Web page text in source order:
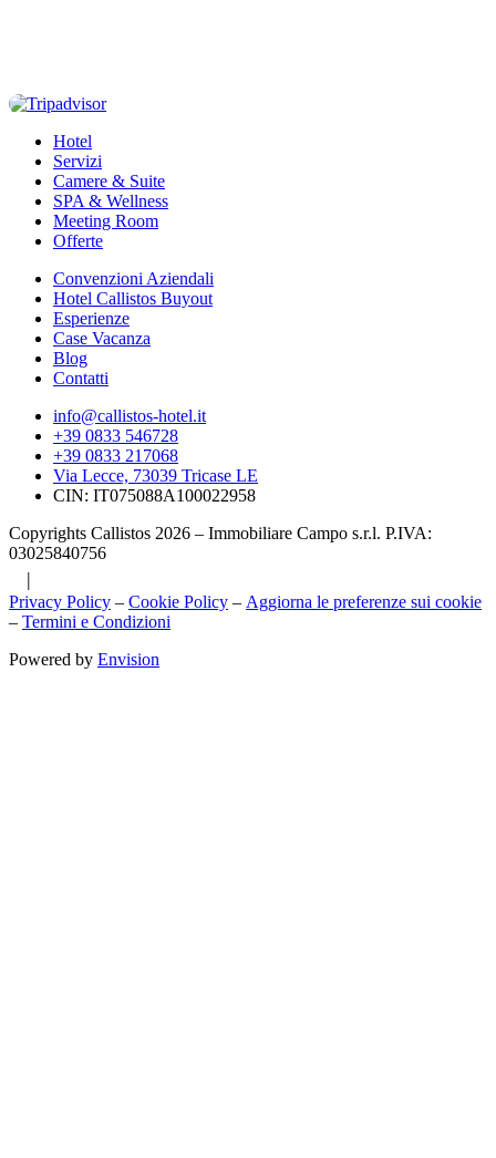
Hotel
Servizi
Camere & Suite
SPA & Wellness
Meeting Room
Offerte
Convenzioni Aziendali
Hotel Callistos Buyout
Esperienze
Case Vacanza
Blog
Contatti
info@callistos-hotel.it
+39 0833 546728
+39 0833 217068
Via Lecce, 73039 Tricase LE
CIN: IT075088A100022958
Copyrights Callistos 2026 – Immobiliare Campo s.r.l. P.IVA:
03025840756
|
Privacy Policy – Cookie Policy – Aggiorna le preferenze sui cookie
– Termini e Condizioni
Powered by Envision